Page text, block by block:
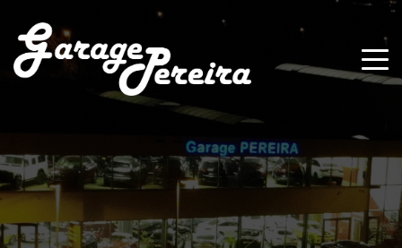
Paramètres avancés des cookies